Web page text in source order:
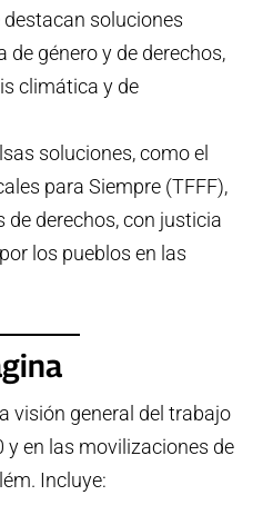
soluciones
de género y de derechos,
climática y de
soluciones, como el
para Siempre (TFFF),
derechos, con justicia
los pueblos en las
visión general del trabajo
y en las movilizaciones de
Incluye: